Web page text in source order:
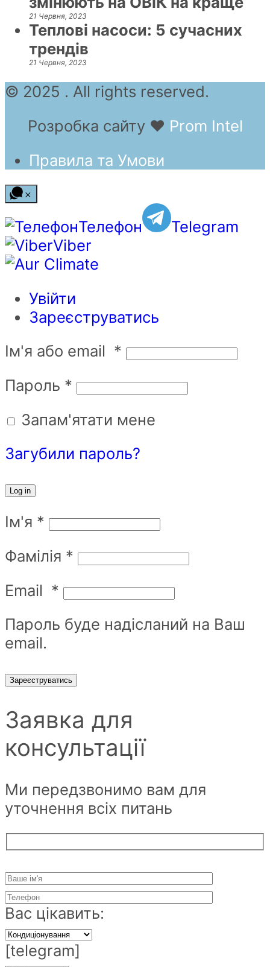
21 Червня, 2023
Теплові насоси: 5 сучасних
трендів
21 Червня, 2023
© 2025 . All rights reserved.
Розробка сайту ❤ Prom Intel
Правила та Умови
Телефон
Telegram
Viber
Увійти
Зареєструватись
Ім'я або email *
Пароль *
Запам'ятати мене
Загубили пароль?
Log in
Ім'я *
Фамілія *
Email *
Пароль буде надісланий на Ваш
email.
Зареєструватись
Заявка для
консультації
Ми передзвонимо вам для
уточнення всіх питань
Вас цікавить:
[telegram]